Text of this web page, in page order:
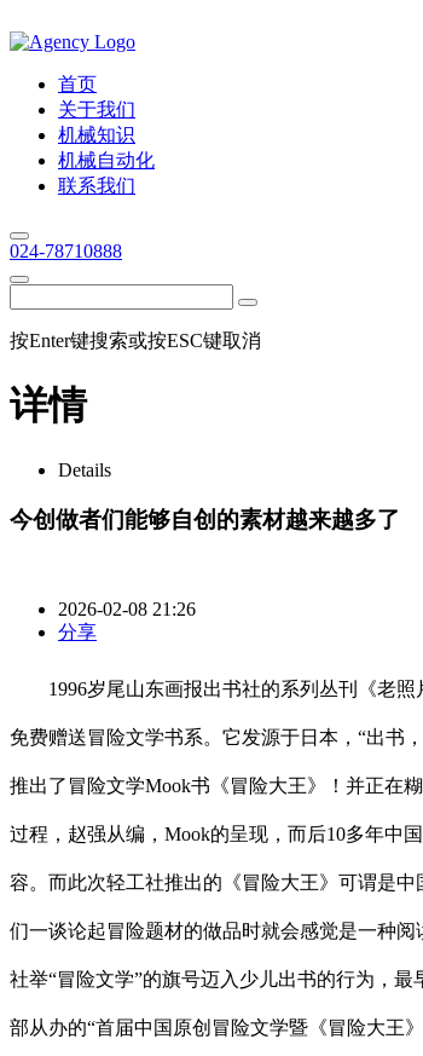
首页
关于我们
机械知识
机械自动化
联系我们
024-78710888
按Enter键搜索或按ESC键取消
详情
Details
今创做者们能够自创的素材越来越多了
2026-02-08 21:26
分享
1996岁尾山东画报出书社的系列丛刊《老照
免费赠送冒险文学书系。它发源于日本，“出书
推出了冒险文学Mook书《冒险大王》！并正在
过程，赵强从编，Mook的呈现，而后10多年中
容。而此次轻工社推出的《冒险大王》可谓是
们一谈论起冒险题材的做品时就会感觉是一种
社举“冒险文学”的旗号迈入少儿出书的行为，
部从办的“首届中国原创冒险文学暨《冒险大王